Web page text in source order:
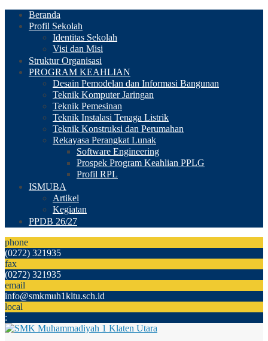
Beranda
Profil Sekolah
Identitas Sekolah
Visi dan Misi
Struktur Organisasi
PROGRAM KEAHLIAN
Desain Pemodelan dan Informasi Bangunan
Teknik Komputer Jaringan
Teknik Pemesinan
Teknik Instalasi Tenaga Listrik
Teknik Konstruksi dan Perumahan
Rekayasa Perangkat Lunak
Software Engineering
Prospek Program Keahlian PPLG
Profil RPL
ISMUBA
Artikel
Kegiatan
PPDB 26/27
phone
(0272) 321935
fax
(0272) 321935
email
info@smkmuh1kltu.sch.id
local
: